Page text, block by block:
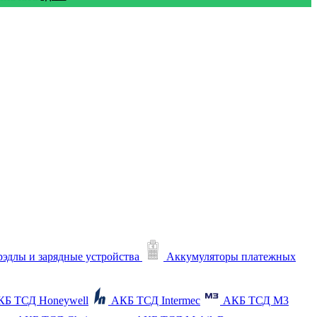
и зарядные устройства
Аккумуляторы платежных
ТСД Honeywell АКБ ТСД Intermec
АКБ ТСД M3